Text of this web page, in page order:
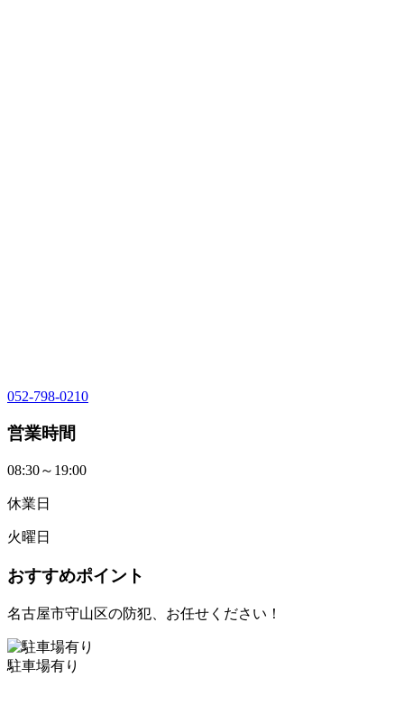
052-798-0210
営業時間
08:30～19:00
休業日
火曜日
おすすめポイント
名古屋市守山区の防犯、お任せください！
駐車場有り